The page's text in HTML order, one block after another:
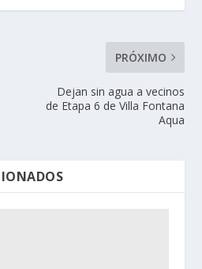
PRÓXIMO
Dejan sin agua a vecinos
de Etapa 6 de Villa Fontana
Aqua